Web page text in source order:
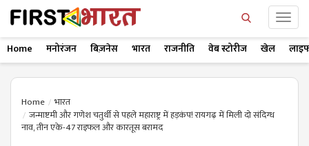
Home मनोरंजन बिज़नेस भारत राजनीति वेब स्टोरीज खेल
Home
भारत
जन्माष्टमी और गणेश चतुर्थी से पहले महाराष्ट्र में हड़कंप! रायगढ़ में मिली दो संदिग्ध
नाव, तीन एके-47 राइफल और कारतूस बरामद